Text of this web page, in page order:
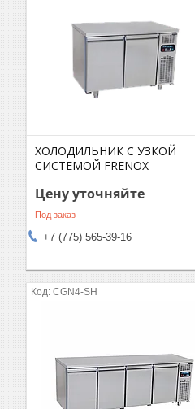
ХОЛОДИЛЬНИК C УЗКОЙ
СИСТЕМОЙ FRENOX
Цену уточняйте
Под заказ
+7 (775) 565-39-16
CGN4-SH